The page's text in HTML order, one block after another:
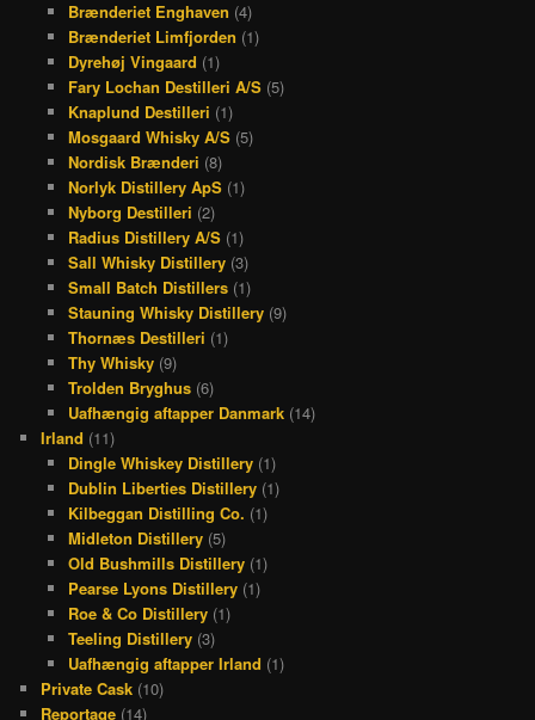
Brænderiet Enghaven (4)
Brænderiet Limfjorden (1)
Dyrehøj Vingaard (1)
Fary Lochan Destilleri A/S(5)
Knaplund Destilleri (1)
Mosgaard Whisky A/S(5)
Nordisk Brænderi (8)
Norlyk Distillery ApS(1)
Nyborg Destilleri (2)
Radius Distillery A/S(1)
Sall Whisky Distillery(3)
Small Batch Distillers(1)
Stauning Whisky Distillery(9)
Thornæs Destilleri (1)
Thy Whisky(9)
Trolden Bryghus(6)
Uafhængig aftapper Danmark(14)
Irland (11)
Dingle Whiskey Distillery(1)
Dublin Liberties Distillery(1)
Kilbeggan Distilling Co. (1)
Midleton Distillery(5)
Old Bushmills Distillery(1)
Pearse Lyons Distillery(1)
Roe & Co Distillery(1)
Teeling Distillery(3)
Uafhængig aftapper Irland (1)
Private Cask (10)
Reportage (14)